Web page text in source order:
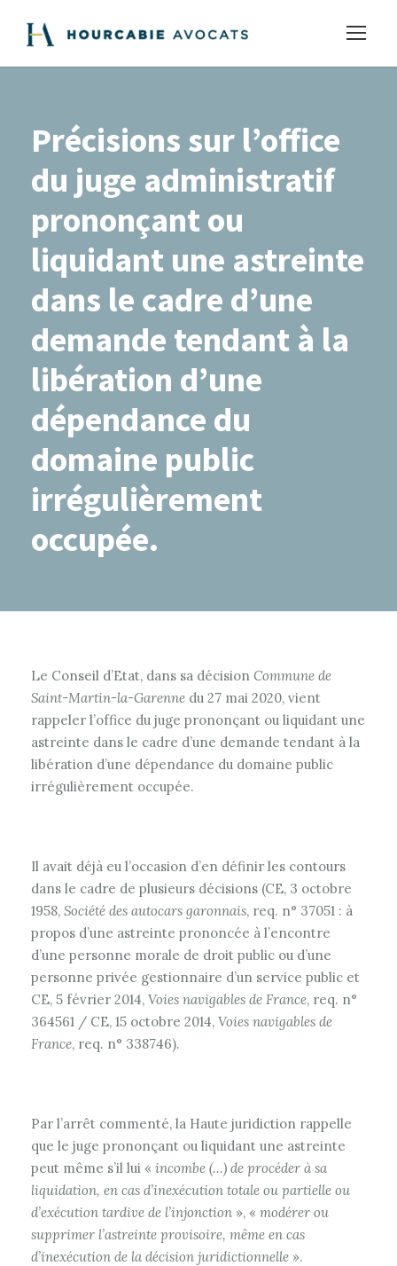
Précisions sur l’office
du juge administratif
prononçant ou
liquidant une astreinte
dans le cadre d’une
demande tendant à la
libération d’une
dépendance du
domaine public
irrégulièrement
occupée.
Le Conseil d’Etat, dans sa décision Commune de
Saint-Martin-la-Garenne du 27 mai 2020, vient
rappeler l’office du juge prononçant ou liquidant une
astreinte dans le cadre d’une demande tendant à la
libération d’une dépendance du domaine public
irrégulièrement occupée.
Il avait déjà eu l’occasion d’en définir les contours
dans le cadre de plusieurs décisions (CE, 3 octobre
1958, Société des autocars garonnais, req. n° 37051 : à
propos d’une astreinte prononcée à l’encontre
d’une personne morale de droit public ou d’une
personne privée gestionnaire d’un service public et
CE, 5 février 2014, Voies navigables de France, req. n°
364561 / CE, 15 octobre 2014, Voies navigables de
France, req. n° 338746).
Par l’arrêt commenté, la Haute juridiction rappelle
que le juge prononçant ou liquidant une astreinte
peut même s’il lui « incombe (…) de procéder à sa
liquidation, en cas d’inexécution totale ou partielle ou
d’exécution tardive de l’injonction », « modérer ou
supprimer l’astreinte provisoire, même en cas
d’inexécution de la décision juridictionnelle ».